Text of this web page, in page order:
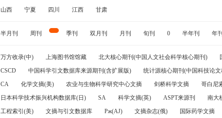
山西
宁夏 四川 江西 甘肃
半月刊 周刊 季刊 双月刊 月刊 旬刊 0 半年刊 年刊
万方收录(中) 上海图书馆馆藏 北大核心期刊(中国人文社会科学核心期刊)
CSCD
中国科学引文数据库来源期刊(含扩展版) 统计源核心期刊(中国科技论
CA
化学文摘(美) 农业与生物科学研究中心文摘 剑桥科学文摘 哥白尼
日本科学技术振兴机构数据库(日)
SA 科学文摘(英) ASPT来源刊 南大
工程索引(美)
文摘与引文数据库 Pж(AJ) 文摘杂志(俄) 国际药学文摘